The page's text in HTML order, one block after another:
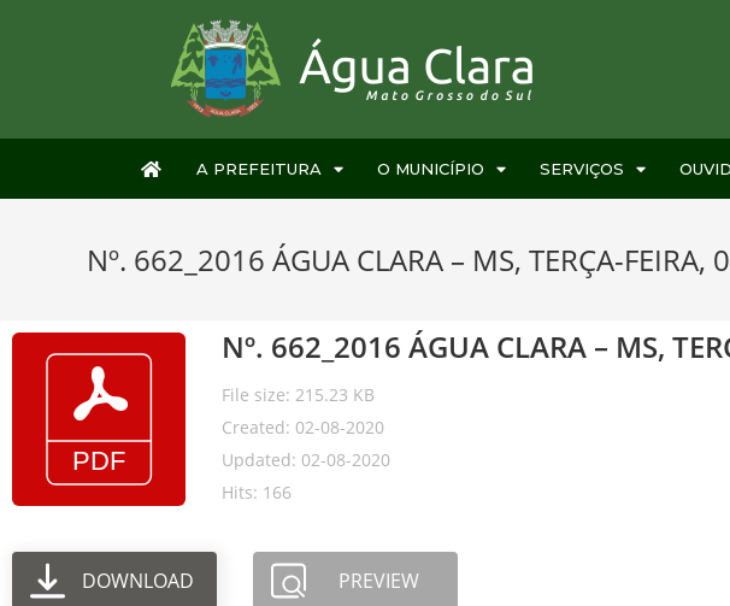
A PREFEITURA O MUNICÍPIO SERVIÇOS
Nº. 662_2016 ÁGUA CLARA – MS, TERÇA-
Nº. 662_2016 ÁGUA CLARA – MS,
File size: 215.23 KB
Created: 02-08-2020
Updated: 02-08-2020
Hits: 166
DOWNLOAD PREVIEW